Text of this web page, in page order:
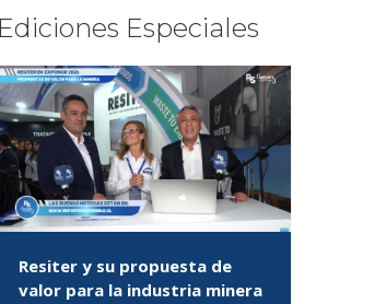
Ediciones Especiales
Resiter y su propuesta de
valor para la industria minera